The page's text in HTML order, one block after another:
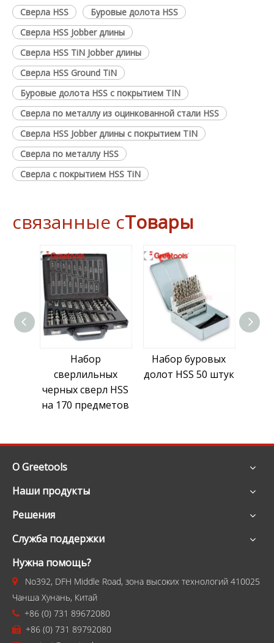
Сверла HSS
Буровые долота HSS
Сверла HSS Jobber длины
Сверла HSS TiN Jobber длины
Сверла HSS Ground TiN
Буровые долота HSS с покрытием TIN
Сверла по металлу из оцинкованной стали HSS
Сверла HSS Jobber длины с покрытием TIN
Сверла по металлу HSS
Сверла с покрытием HSS TiN
связанные сТовары
Набор
сверлильных
черных сверл HSS
на 170 предметов
Набор буровых
долот HSS 50 штук
О Greetools
Наши продукты
Решения
Служба поддержки
Нужна помощь?
 No392, DFH Middle Road, зона высоких технологий 410025
Чанша Хунань, Китай
 +86 (0) 731 89672080
 +86 (0) 731 89792080